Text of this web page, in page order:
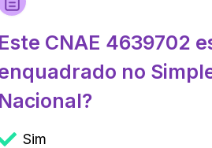
Este CNAE 4639702
no
Nacional?
Sim